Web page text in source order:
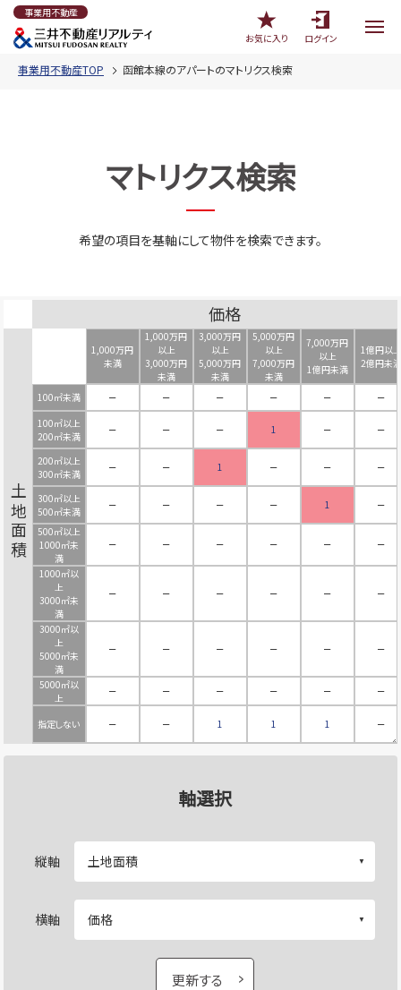
事業用不動産
お気に入り
ログイン
事業用不動産TOP 函館本線のアパートのマトリクス検索
マトリクス検索
希望の項目を基軸にして物件を検索できます。
価格
土地面積
1,000万円
未満
1,000万円
以上
3,000万円
未満
3,000万円
以上
5,000万円
未満
5,000万円
以上
7,000万円
未満
7,000万円
以上
1億円未満
1億円以上
2億円未満
100㎡未満 － － － － －
－
100㎡以上
200㎡未満
－ － － 1 － －
200㎡以上
300㎡未満
－ － 1 － － －
300㎡以上
500㎡未満
－ － － － 1
－
500㎡以上
1000㎡未
満
－ － － － － －
1000㎡以
上
3000㎡未
満
－ － － － － －
3000㎡以
上
5000㎡未
満
－ － － － － －
5000㎡以
上
－ － － － － －
指定しない － － 1 1 1 －
軸選択
縦軸
横軸
更新する